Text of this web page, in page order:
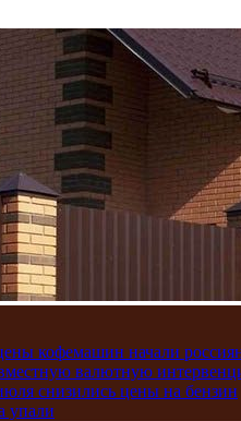
кофемашин начали
валютную
снизились цены на бензин
упали